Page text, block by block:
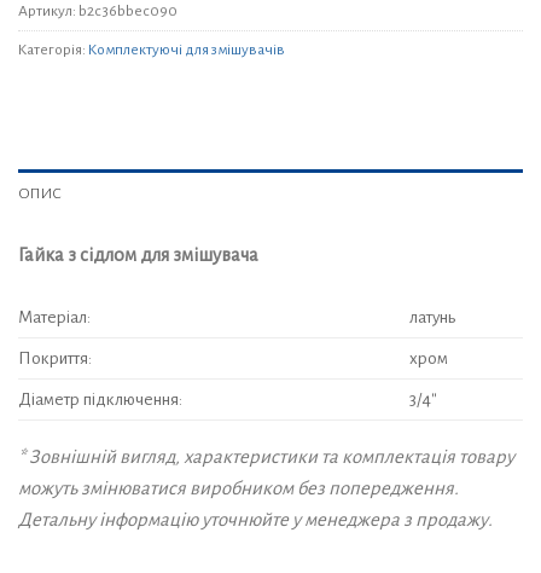
Артикул: b2c36bbec090
Категорія: Комплектуючі для змішувачів
ОПИС
Гайка з сідлом для змішувача
Матеріал: латунь
Покриття: хром
Діаметр підключення: 3/4″
* Зовнішній вигляд, характеристики та комплектація товару
можуть змінюватися виробником без попередження.
Детальну інформацію уточнюйте у менеджера з продажу.